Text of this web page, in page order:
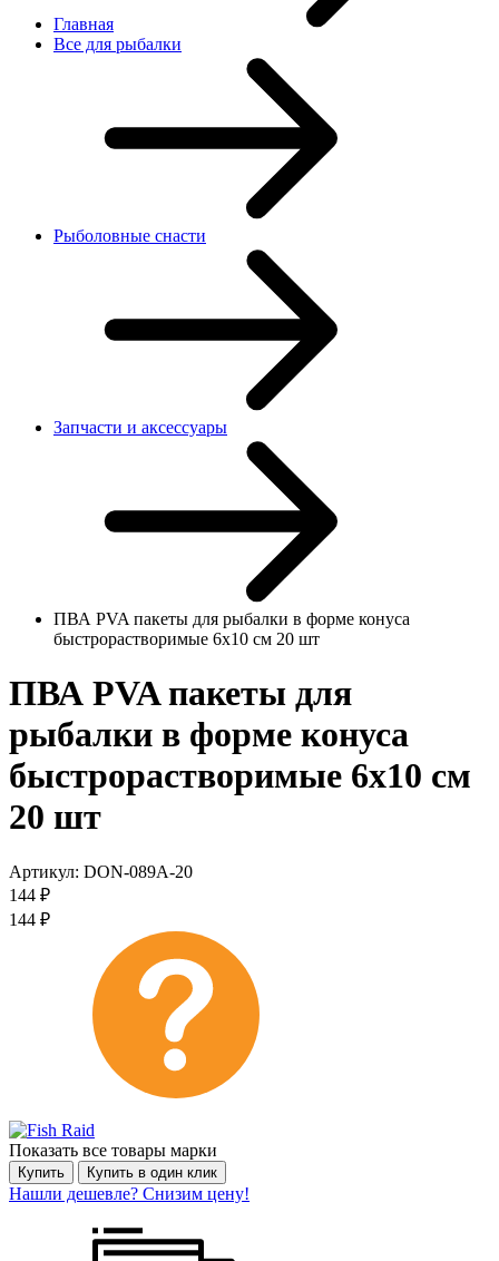
Главная
Все для рыбалки
Рыболовные снасти
Запчасти и аксессуары
ПВА PVA пакеты для рыбалки в форме конуса
быстрорастворимые 6х10 см 20 шт
ПВА PVA пакеты для
рыбалки в форме конуса
быстрорастворимые 6х10 см
20 шт
Артикул: DON-089A-20
144 ₽
144 ₽
Показать все товары марки
Купить Купить в один клик
Нашли дешевле? Снизим цену!